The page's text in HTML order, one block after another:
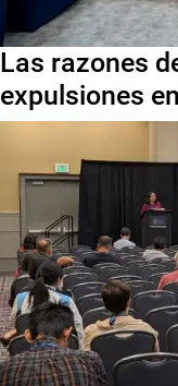
Las razones
expulsiones